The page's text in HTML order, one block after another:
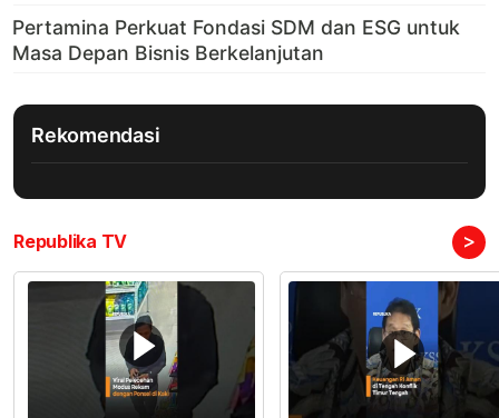
Rekomendasi
Republika TV >